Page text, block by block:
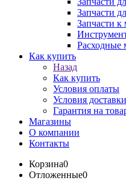
Запчасти
Запчасти
Расходные
Как купить
Назад
Как купить
Условия оплаты
Условия доставки
Гарантия на
Магазины
О компании
Контакты
Корзина0
Отложенные0